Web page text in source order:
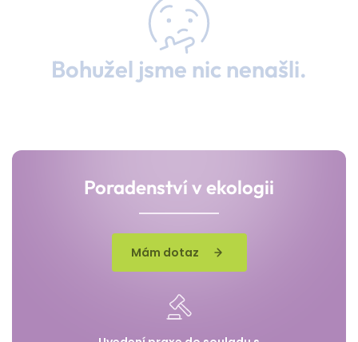
Bohužel jsme nic nenašli.
Poradenství v ekologii
Mám dotaz